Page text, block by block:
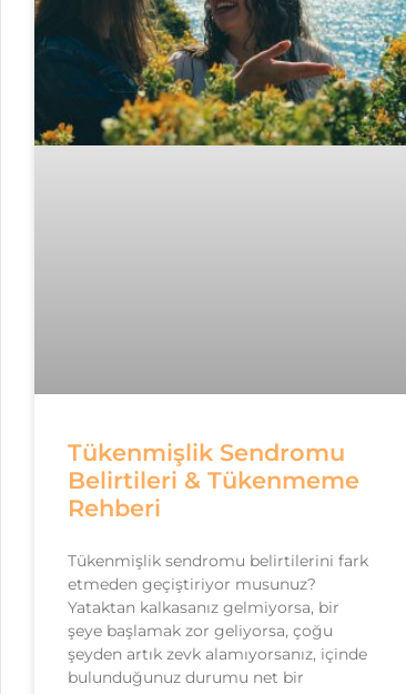
Tükenmişlik Sendromu
Belirtileri & Tükenmeme
Rehberi
Tükenmişlik sendromu belirtilerini fark
etmeden geçiştiriyor musunuz?
Yataktan kalkasanız gelmiyorsa, bir
şeye başlamak zor geliyorsa, çoğu
şeyden artık zevk alamıyorsanız, içinde
bulunduğunuz durumu net bir